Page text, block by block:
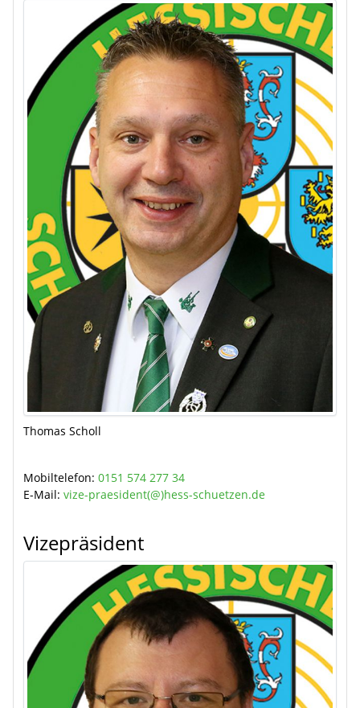
Thomas Scholl
Mobiltelefon: 0151 574 277 34
E-Mail: vize-praesident(@)hess-schuetzen.de
Vizepräsident